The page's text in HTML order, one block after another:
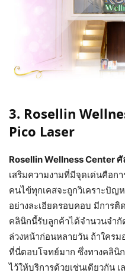
3. Rosellin
Pico Laser
Rosellin Wellness Center
เสริมความงามที่มีจุดเด่นคือก
คนไข้ทุกเคสจะถูกวิเคราะปั
อย่างละเอียดรอบคอบ มีการ
คลินิกนี้รับลูกค้าได้จำนวนจำกั
ล่วงหน้าก่อนหลายวัน ถ้าใคร
ที่นี่ตอบโจทย์มาก ซึ่งทางคลินิก
ไว้ให้บริการด้วยเช่นเดียวกัน